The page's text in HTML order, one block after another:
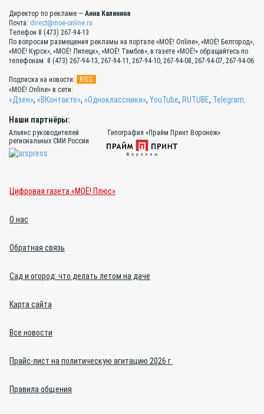
Директор по рекламе — Анна Калинина
Почта: direct@moe-online.ru
Телефон 8 (473) 267-94-13
По вопросам размещения рекламы на портале «МОЁ! Online», «МОЁ! Белгород»,
«МОЁ! Курск», «МОЁ! Липецк», «МОЁ! Тамбов», в газете «МОЁ!» обращайтесь по
телефонам: 8 (473) 267-94-13, 267-94-11, 267-94-10, 267-94-08, 267-94-07, 267-94-06
Подписка на новости: RSS
«МОЁ! Online» в сети:
«Дзен», «ВКонтакте», «Одноклассники», YouTube, RUTUBE, Telegram
Наши партнёры:
Альянс руководителей
региональных СМИ России
Типография «Прайм Принт Воронеж»
Цифровая газета «МОЁ! Плюс»
О нас
Обратная связь
Сад и огород: что делать летом на даче
Карта сайта
Все новости
Прайс-лист на политическую агитацию 2026 г.
Правила общения